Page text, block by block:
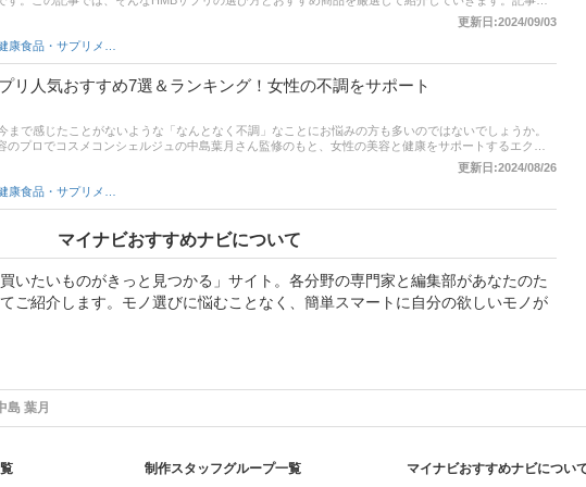
の人気売れ筋ランキングや口コミも掲載しているのでぜひチェックしてみてください。更新日:2024/09/03
リ人気おすすめ7選＆ランキング！女性の不調をサポート
まで感じたことがないような「なんとなく不調」なことにお悩みの方も多いのではないでしょうか。
のプロでコスメコンシェルジュの中島葉月さん監修のもと、女性の美容と健康をサポートするエクオ
とおすすめ商品を厳選！ 通販サイトの人気売れ筋ランキングもあるので、ぜひチェックしてみてくだ
更新日:2024/08/26
マイナビおすすめナビについて
いたいものがきっと見つかる」サイト。各分野の専門家と編集部があなたのた
ご紹介します。モノ選びに悩むことなく、簡単スマートに自分の欲しいモノが
島 葉月
制作スタッフグループ一覧 マイナビおすすめナビについ